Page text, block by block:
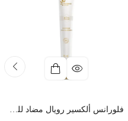
فلورانس ألكسير رويال مضاد للتجاعيد لمنطقة العين والشفاه